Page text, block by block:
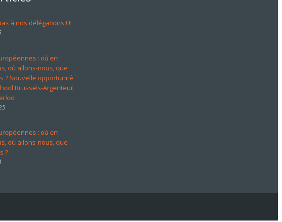
à nos délégations UE
: où en
où allons-nous, que
? Nouvelle opportunité
Brussels-Argenteuil
: où en
où allons-nous, que
?